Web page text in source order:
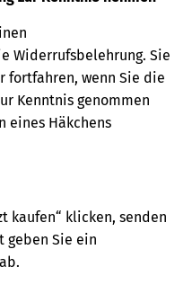
Widerrufsbelehrung. Sie
fortfahren, wenn Sie die
Kenntnis genommen
eines Häkchens
kaufen“ klicken, senden
geben Sie ein